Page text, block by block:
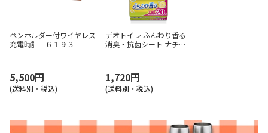
ペンホルダー付ワイヤレス
充電時計 ６１９３
5,500円
(送料別・税込)
デオトイレ ふんわり香る
消臭・抗菌シート ナチュ
1,720円
(送料別・税込)